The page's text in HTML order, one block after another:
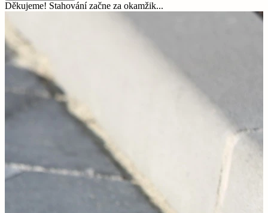
Děkujeme! Stahování začne za okamžik...